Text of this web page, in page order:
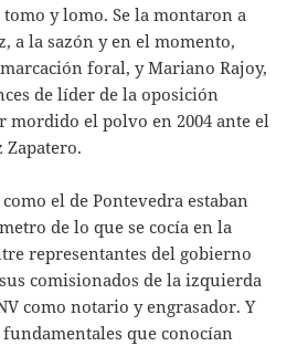
y lomo. Se la montaron a
a la sazón y en el momento,
foral, y Mariano Rajoy,
de líder de la oposición
mordido el polvo en 2004 ante el
el de Pontevedra estaban
de lo que se cocía en la
representantes del gobierno
comisionados de la izquierda
como notario y engrasador. Y
que conocían